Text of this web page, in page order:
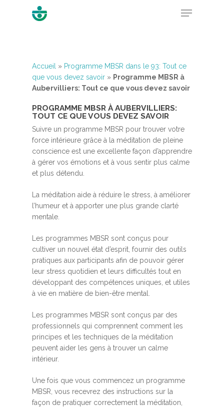
Hit enter to search or ESC to close
Accueil » Programme MBSR dans le 93: Tout ce
que vous devez savoir » Programme MBSR à
Aubervilliers: Tout ce que vous devez savoir
PROGRAMME MBSR À AUBERVILLIERS:
TOUT CE QUE VOUS DEVEZ SAVOIR
Suivre un programme MBSR pour trouver votre
force intérieure grâce à la méditation de pleine
conscience est une excellente façon d’apprendre
à gérer vos émotions et à vous sentir plus calme
et plus détendu.
La méditation aide à réduire le stress, à améliorer
l’humeur et à apporter une plus grande clarté
mentale.
Les programmes MBSR sont conçus pour
cultiver un nouvel état d’esprit, fournir des outils
pratiques aux participants afin de pouvoir gérer
leur stress quotidien et leurs difficultés tout en
développant des compétences uniques, et utiles
à vie en matière de bien-être mental.
Les programmes MBSR sont conçus par des
professionnels qui comprennent comment les
principes et les techniques de la méditation
peuvent aider les gens à trouver un calme
intérieur.
Une fois que vous commencez un programme
MBSR, vous recevrez des instructions sur la
façon de pratiquer correctement la méditation,